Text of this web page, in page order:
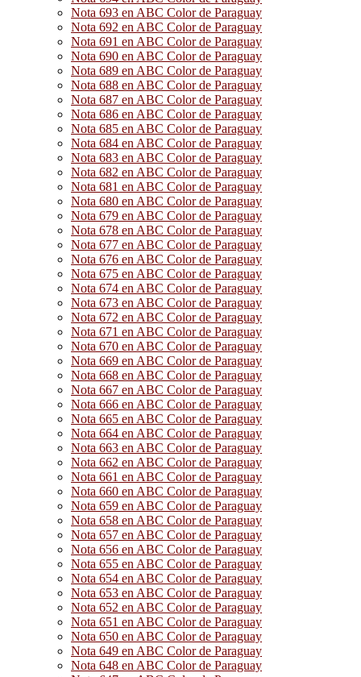
Nota 693 en ABC Color de Paraguay
Nota 692 en ABC Color de Paraguay
Nota 691 en ABC Color de Paraguay
Nota 690 en ABC Color de Paraguay
Nota 689 en ABC Color de Paraguay
Nota 688 en ABC Color de Paraguay
Nota 687 en ABC Color de Paraguay
Nota 686 en ABC Color de Paraguay
Nota 685 en ABC Color de Paraguay
Nota 684 en ABC Color de Paraguay
Nota 683 en ABC Color de Paraguay
Nota 682 en ABC Color de Paraguay
Nota 681 en ABC Color de Paraguay
Nota 680 en ABC Color de Paraguay
Nota 679 en ABC Color de Paraguay
Nota 678 en ABC Color de Paraguay
Nota 677 en ABC Color de Paraguay
Nota 676 en ABC Color de Paraguay
Nota 675 en ABC Color de Paraguay
Nota 674 en ABC Color de Paraguay
Nota 673 en ABC Color de Paraguay
Nota 672 en ABC Color de Paraguay
Nota 671 en ABC Color de Paraguay
Nota 670 en ABC Color de Paraguay
Nota 669 en ABC Color de Paraguay
Nota 668 en ABC Color de Paraguay
Nota 667 en ABC Color de Paraguay
Nota 666 en ABC Color de Paraguay
Nota 665 en ABC Color de Paraguay
Nota 664 en ABC Color de Paraguay
Nota 663 en ABC Color de Paraguay
Nota 662 en ABC Color de Paraguay
Nota 661 en ABC Color de Paraguay
Nota 660 en ABC Color de Paraguay
Nota 659 en ABC Color de Paraguay
Nota 658 en ABC Color de Paraguay
Nota 657 en ABC Color de Paraguay
Nota 656 en ABC Color de Paraguay
Nota 655 en ABC Color de Paraguay
Nota 654 en ABC Color de Paraguay
Nota 653 en ABC Color de Paraguay
Nota 652 en ABC Color de Paraguay
Nota 651 en ABC Color de Paraguay
Nota 650 en ABC Color de Paraguay
Nota 649 en ABC Color de Paraguay
Nota 648 en ABC Color de Paraguay